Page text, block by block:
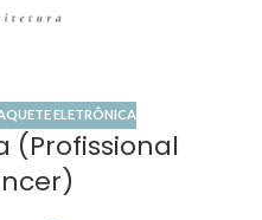
ELETRÔNICA
(Profissional